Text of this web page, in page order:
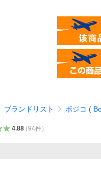
ランドリスト ボジコ (
4.88（94件）